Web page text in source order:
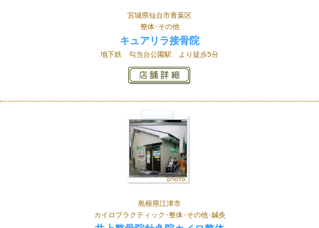
宮城県仙台市青葉区
整体･その他
キュアリラ接骨院
地下鉄 勾当台公園駅 より徒歩5分
島根県江津市
カイロプラクティック･整体･その他･鍼灸